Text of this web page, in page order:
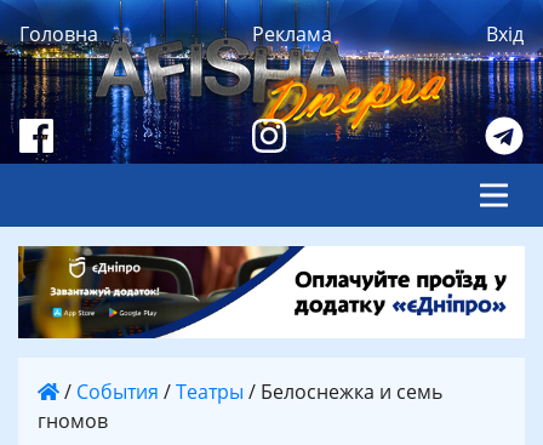
Головна Реклама Вхід
/ События /Театры / Белоснежка и семь
гномов